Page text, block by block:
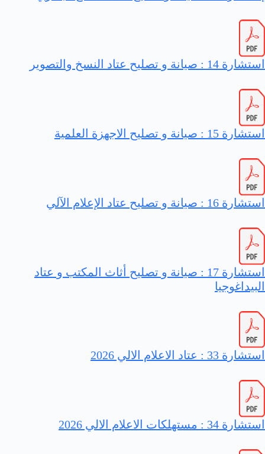
استشارة 14 : صيانة و تصليح عتاد النسخ والتصوير
استشارة 15 : صيانة و تصليح الاجهزة العلمية
استشارة 16 : صيانة و تصليح عتاد الإعلام الآلي
استشارة 17 : صيانة و تصليح أثاث المكتب و عتاد
البيداغوجيا
استشارة 33 : عتاد الاعلام الالي 2026
استشارة 34 : مستهلكات الاعلام الالي 2026